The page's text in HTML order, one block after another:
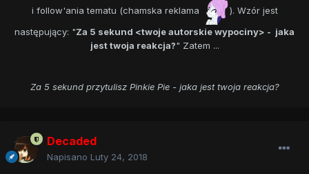
i follow'ania tematu (chamska reklama
). Wzór jest
następujący: "Za 5 sekund <twoje autorskie wypociny> - jaka
jest twoja reakcja?" Zatem ...
Za 5 sekund przytulisz Pinkie Pie - jaka jest twoja reakcja?
Decaded
Napisano Luty 24, 2018